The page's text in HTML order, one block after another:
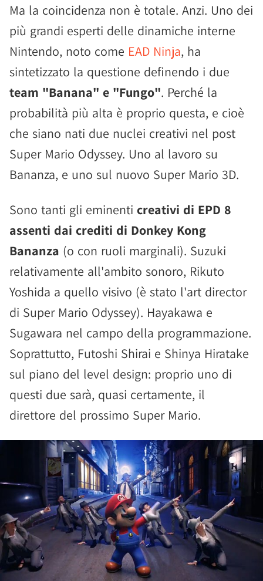
Ma la coincidenza non è totale. Anzi. Uno dei
più grandi esperti delle dinamiche interne
Nintendo, noto come EAD Ninja, ha
sintetizzato la questione definendo i due
team "Banana" e "Fungo". Perché la
probabilità più alta è proprio questa, e cioè
che siano nati due nuclei creativi nel post
Super Mario Odyssey. Uno al lavoro su
Bananza, e uno sul nuovo Super Mario 3D.
Sono tanti gli eminenti creativi di EPD 8
assenti dai crediti di Donkey Kong
Bananza (o con ruoli marginali). Suzuki
relativamente all'ambito sonoro, Rikuto
Yoshida a quello visivo (è stato l'art director
di Super Mario Odyssey). Hayakawa e
Sugawara nel campo della programmazione.
Soprattutto, Futoshi Shirai e Shinya Hiratake
sul piano del level design: proprio uno di
questi due sarà, quasi certamente, il
direttore del prossimo Super Mario.